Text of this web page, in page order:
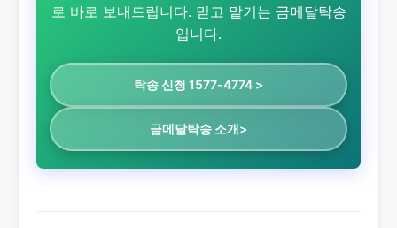
로 바로 보내드립니다. 믿고 맡기는 금메달탁송
입니다.
탁송 신청 1577-4774 >
금메달탁송 소개>